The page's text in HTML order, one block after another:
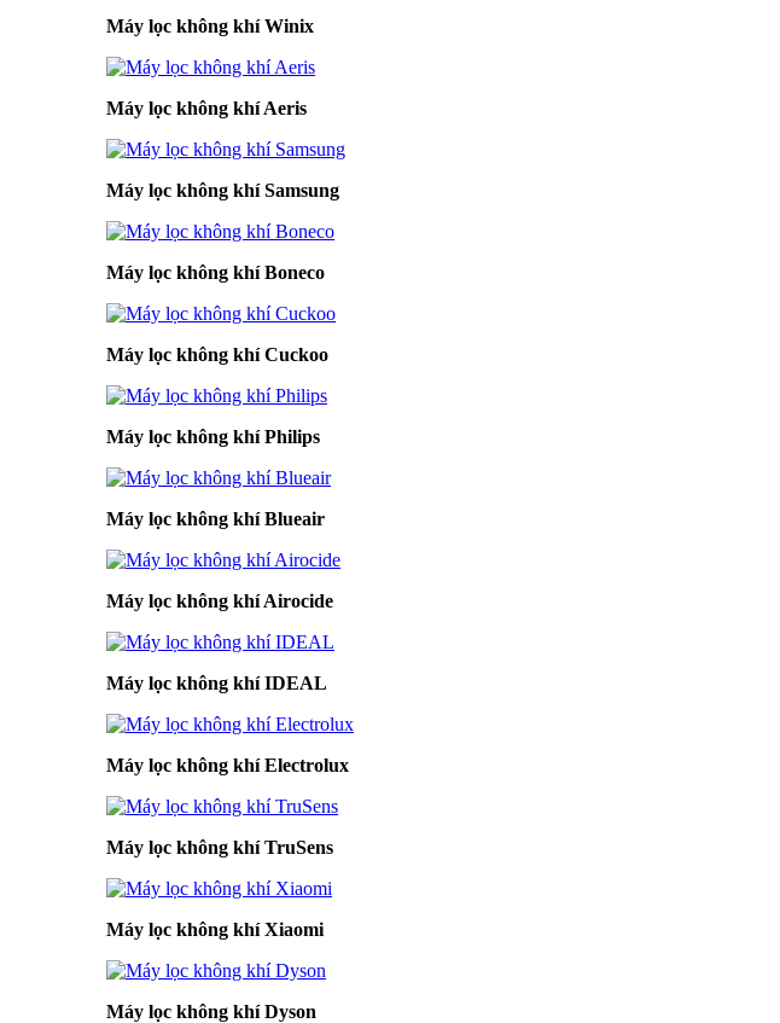
Máy lọc không khí Winix
Máy lọc không khí Aeris
Máy lọc không khí Samsung
Máy lọc không khí Boneco
Máy lọc không khí Cuckoo
Máy lọc không khí Philips
Máy lọc không khí Blueair
Máy lọc không khí Airocide
Máy lọc không khí IDEAL
Máy lọc không khí Electrolux
Máy lọc không khí TruSens
Máy lọc không khí Xiaomi
Máy lọc không khí Dyson